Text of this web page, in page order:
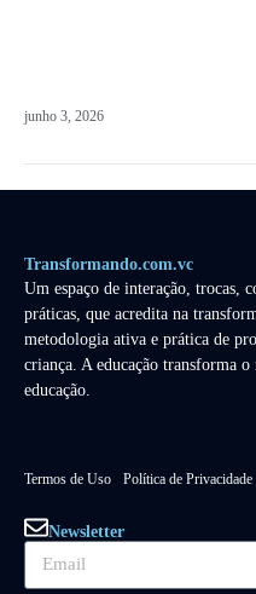
junho 3, 2026
Transformando.com.vc
Um espaço de interação, trocas,
práticas, que acredita na
metodologia ativa e prática de
criança. A educação transforma
educação.
Termos de Uso Política de Privacidade
Newsletter